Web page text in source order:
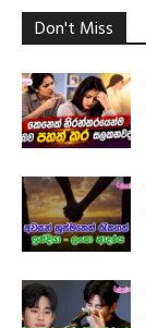
Don't Miss